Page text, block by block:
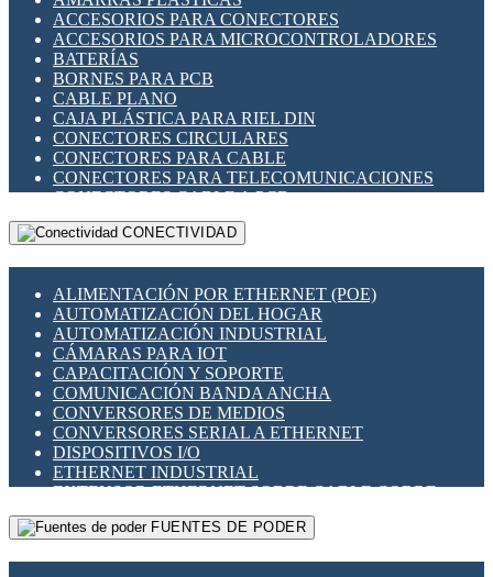
INDICADORES PARA PANEL
INTERFACES DE RELÉ
INTERRUPTORES FIN DE CARRERA
LLAVES CONMUTADORAS
MEDIDORES DE ENERGÍA Y TC'S DE CORRIENTE
MOTORES PASO A PASO
PANTALLAS HMI
PLC -CONTROLADORES LÓGICO PROGRAMABLES
PROGRAMADORES DE HORARIO
RELÉS DE PROTECCIÓN
SENSORES CAPACITIVOS
SENSORES INDUCTIVOS
TEMPORIZADORES
VARIACS
VARIADORES DE FRECUENCIA [VDF]
SECCIONADORES - INTERRUPTORES
MAQUINARIA
ACCESORIOS PARA CONECTORES
ACCESORIOS PARA MICROCONTROLADORES
BATERÍAS
BORNES PARA PCB
CABLE PLANO
CAJA PLÁSTICA PARA RIEL DIN
CONECTORES CIRCULARES
CONECTORES PARA CABLE
CONECTORES PARA TELECOMUNICACIONES
CONECTORES CABLE A PCB
CONECTORES PCB A CABLE
DIP SWITCHES
HERRAMIENTAS VARIAS
ILUMINACIÓN LED
INTERRUPTORES REED
INTERFACES DE RELÉ
OTROS RELÉS
PROTECCIÓN TÉRMICA
RELÉS AUTOMOTRICES
RELÉS DE SEÑAL
RELÉS DE ESTADO SÓLIDO SSR
RELÉS INDUSTRIALES
RELÉS MINIATURA DE POTENCIA
SENSORES MAGNÉTICOS
CONECTIVIDAD
ALIMENTACIÓN POR ETHERNET (POE)
AUTOMATIZACIÓN DEL HOGAR
AUTOMATIZACIÓN INDUSTRIAL
CÁMARAS PARA IOT
CAPACITACIÓN Y SOPORTE
COMUNICACIÓN BANDA ANCHA
CONVERSORES DE MEDIOS
CONVERSORES SERIAL A ETHERNET
DISPOSITIVOS I/O
ETHERNET INDUSTRIAL
EXTENSOR ETHERNET SOBRE CABLE COBRE
GATEWAY LORAWAN
GESTIÓN DE REDESFUENTES DE PODER